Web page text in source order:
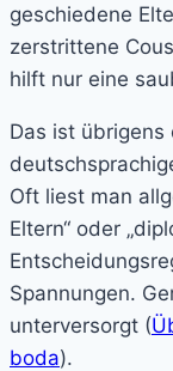
geschiedene
zerstrittene
hilft nur eine
Das ist übrigens
Oft liest man
Eltern“ oder
Spannungen.
unterversorgt (
boda).